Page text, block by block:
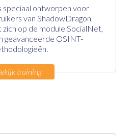
speciaal ontworpen voor
van ShadowDragon
op de module SocialNet,
geavanceerde OSINT-
training